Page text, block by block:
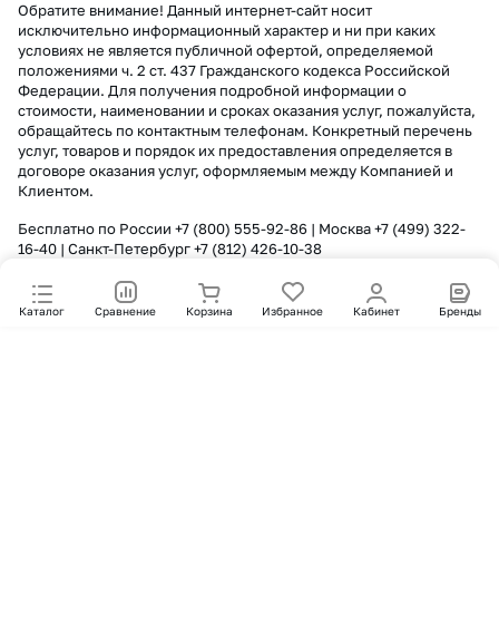
Каталог Сравнение Корзина Избранное Кабинет Бренды
Обратите внимание! Данный интернет-сайт носит
исключительно информационный характер и ни при каких
условиях не является публичной офертой, определяемой
положениями ч. 2 ст. 437 Гражданского кодекса Российской
Федерации. Для получения подробной информации о
стоимости, наименовании и сроках оказания услуг, пожалуйста,
обращайтесь по контактным телефонам. Конкретный перечень
услуг, товаров и порядок их предоставления определяется в
договоре оказания услуг, оформляемым между Компанией и
Клиентом.
Бесплатно по России +7 (800) 555-92-86 | Москва+7 (499) 322-
16-40 | Санкт-Петербург+7 (812) 426-10-38